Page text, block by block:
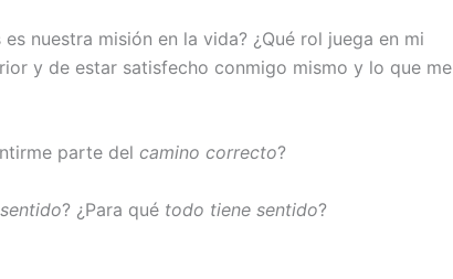
nuestra misión en la vida? ¿Qué rol juega en mi
y de estar satisfecho conmigo mismo y lo que me
parte del camino correcto?
? ¿Para qué todo tiene sentido?